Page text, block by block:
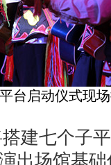
台启动仪式现
建七个子
出场馆基